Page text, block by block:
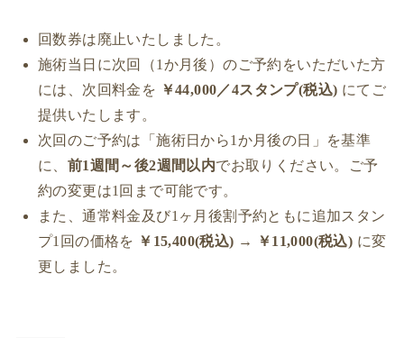
回数券は廃止いたしました。
施術当日に次回（1か月後）のご予約をいただいた方
には、次回料金を ￥44,000／4スタンプ(税込) にてご
提供いたします。
次回のご予約は「施術日から1か月後の日」を基準
に、 前1週間～後2週間以内でお取りください。ご予
約の変更は1回まで可能です。
また、通常料金及び1ヶ月後割予約ともに追加スタン
プ1回の価格を ￥15,400(税込) → ￥11,000(税込) に変
更しました。